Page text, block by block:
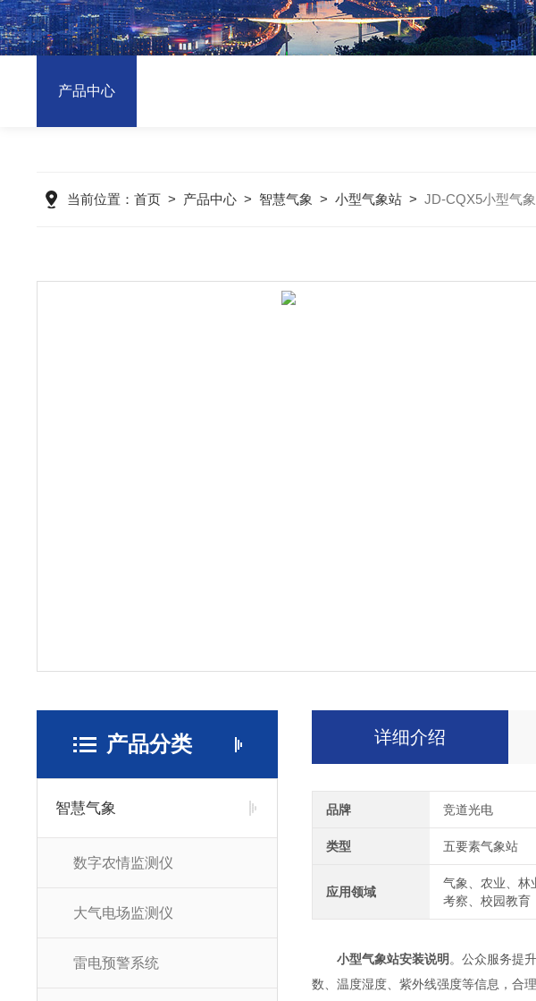
产品中心
当前位置： 首页> 产品中心> 智慧气象 > 小型气象站> JD-CQX5小型气
产品分类
智慧气象
数字农情监测仪
大气电场监测仪
雷电预警系统
详细介绍
品牌 竞道光电
类型 五要素气象站
应用领域
气象、农业、林
考察、校园教育
小型气象站安装说明 。公众服务提
数、温度湿度、紫外线强度等信息，合